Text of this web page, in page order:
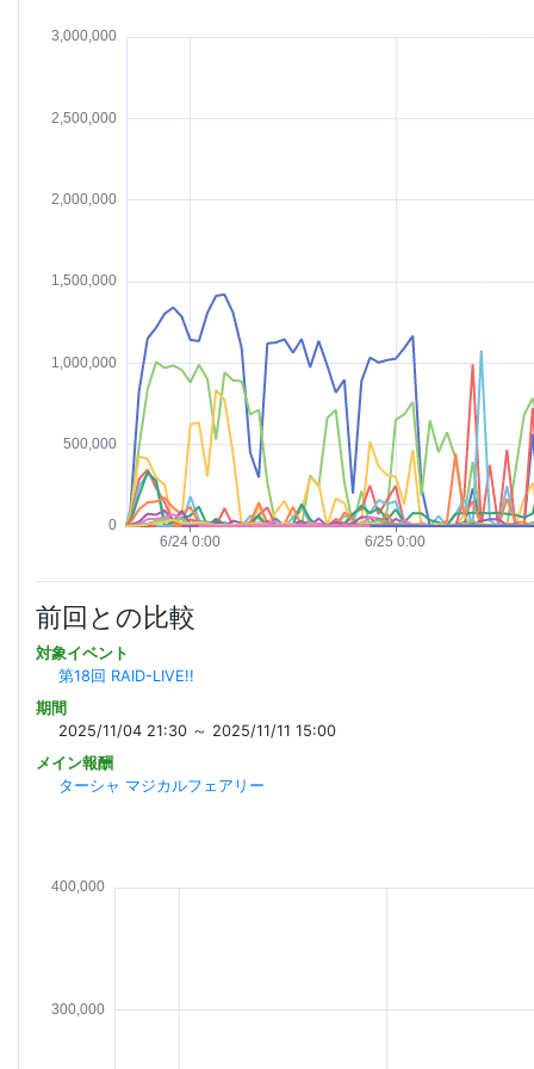
前回との比較
対象イベント
第18回 RAID-LIVE!!
期間
2025/11/04 21:30 ～ 2025/11/11 15:00
メイン報酬
ターシャ マジカルフェアリー